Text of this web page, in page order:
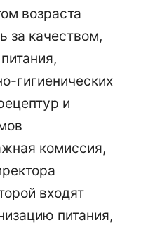
возраста
за качеством,
гигиенических
и
комиссия,
входят
питания,